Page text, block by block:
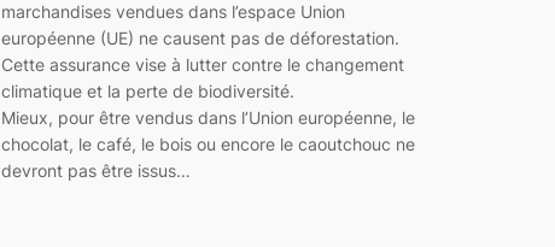
marchandises vendues dans l’espace Union
européenne (UE) ne causent pas de déforestation.
Cette assurance vise à lutter contre le changement
climatique et la perte de biodiversité.
Mieux, pour être vendus dans l’Union européenne, le
chocolat, le café, le bois ou encore le caoutchouc ne
devront pas être issus…